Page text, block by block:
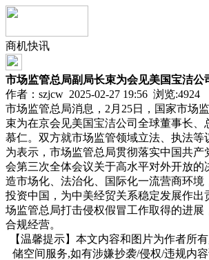
商机快讯
市场监管总局副局长束为会见美国宝洁公
作者：szjcw 2025-02-27 19:56 浏览:4924
市场监管总局消息，2月25日，国家市场
束为在京会见美国宝洁公司全球董事长、
慕仁。双方就市场监管领域立法、执法等
为表示，市场监管总局贯彻落实中国共产
会第三次全体会议关于高水平对外开放的
造市场化、法治化、国际化一流营商环境
投资中国，为中美经贸关系稳定发展作出
场监管总局打击侵权假冒工作取得的进展
合规经营。
【温馨提示】本文内容和图片为作者所
储空间服务,如有涉嫌抄袭/侵权/违规内